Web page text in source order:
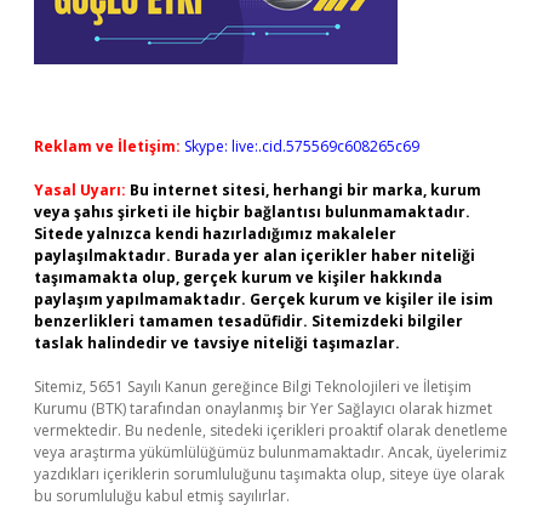
Reklam ve İletişim: Skype: live:.cid.575569c608265c69
Yasal Uyarı: Bu internet sitesi, herhangi bir marka, kurum
veya şahıs şirketi ile hiçbir bağlantısı bulunmamaktadır.
Sitede yalnızca kendi hazırladığımız makaleler
paylaşılmaktadır. Burada yer alan içerikler haber niteliği
taşımamakta olup, gerçek kurum ve kişiler hakkında
paylaşım yapılmamaktadır. Gerçek kurum ve kişiler ile isim
benzerlikleri tamamen tesadüfidir. Sitemizdeki bilgiler
taslak halindedir ve tavsiye niteliği taşımazlar.
Sitemiz, 5651 Sayılı Kanun gereğince Bilgi Teknolojileri ve İletişim
Kurumu (BTK) tarafından onaylanmış bir Yer Sağlayıcı olarak hizmet
vermektedir. Bu nedenle, sitedeki içerikleri proaktif olarak denetleme
veya araştırma yükümlülüğümüz bulunmamaktadır. Ancak, üyelerimiz
yazdıkları içeriklerin sorumluluğunu taşımakta olup, siteye üye olarak
bu sorumluluğu kabul etmiş sayılırlar.